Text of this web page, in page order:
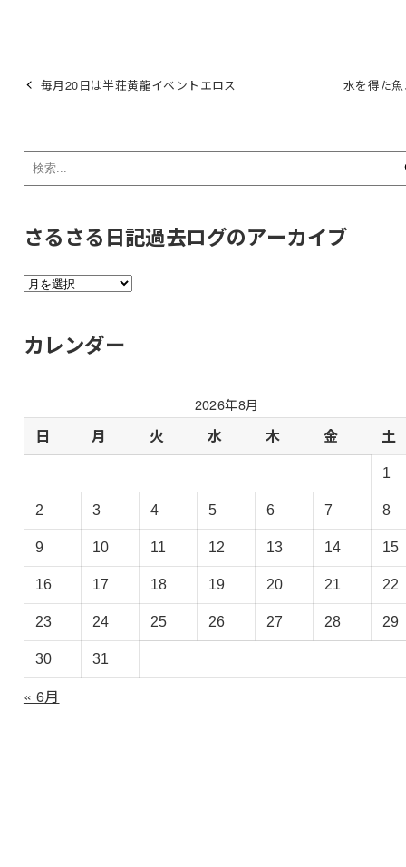
毎月20日は半荘黄龍イベントエロス 水を得た
さるさる日記過去ログのアーカイブ
さ
る
過
去
ロ
の
ア
ー
カ
イ
ブ
カレンダー
2026年8月
日 月 火 水 木 金 土
1
2 3 4 5 6 7 8
9 10 11 12 13 14 15
16 17 18 19 20 21 22
23 24 25 26 27 28 29
30 31
« 6月